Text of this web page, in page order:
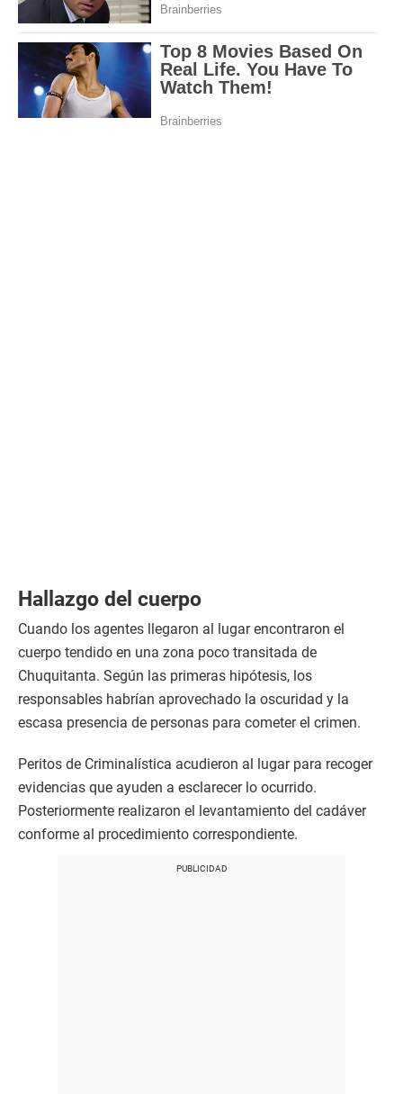
Hallazgo del cuerpo
Cuando los agentes llegaron al lugar encontraron el
cuerpo tendido en una zona poco transitada de
Chuquitanta. Según las primeras hipótesis, los
responsables habrían aprovechado la oscuridad y la
escasa presencia de personas para cometer el crimen.
Peritos de Criminalística acudieron al lugar para recoger
evidencias que ayuden a esclarecer lo ocurrido.
Posteriormente realizaron el levantamiento del cadáver
conforme al procedimiento correspondiente.